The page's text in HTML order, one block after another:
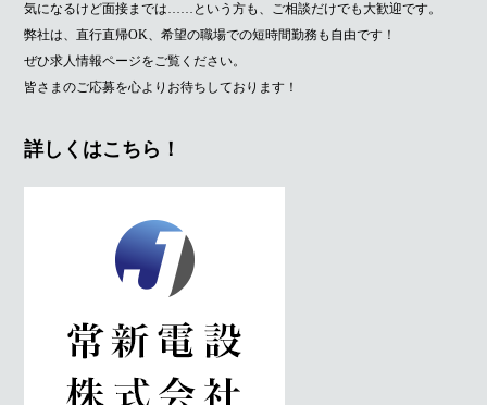
気になるけど面接までは……という方も、ご相談だけでも大歓迎です。
弊社は、直行直帰OK、希望の職場での短時間勤務も自由です！
ぜひ求人情報ページをご覧ください。
皆さまのご応募を心よりお待ちしております！
詳しくはこちら！